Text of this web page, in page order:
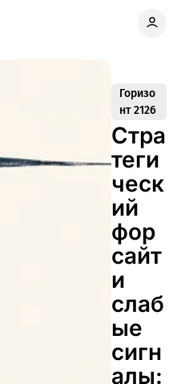
Горизо
нт 2126
Стра
теги
ческ
ий
фор
сайт
и
слаб
ые
сигн
алы: